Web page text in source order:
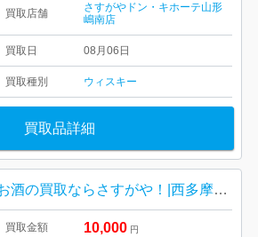
買取店舗
さすがやドン・キホーテ山形
嶋南店
買取日 08月06日
買取種別 ウィスキー
買取品詳細
お酒の買取ならさすがや！|西多摩郡瑞穂町長岡| サントリーウイスキー響
買取金額 10,000 円